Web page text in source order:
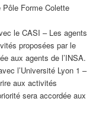
Forme Colette
le CASI – Les agents
proposées par le
aux agents de l’INSA.
l’Université Lyon 1 –
aux activités
sera accordée aux